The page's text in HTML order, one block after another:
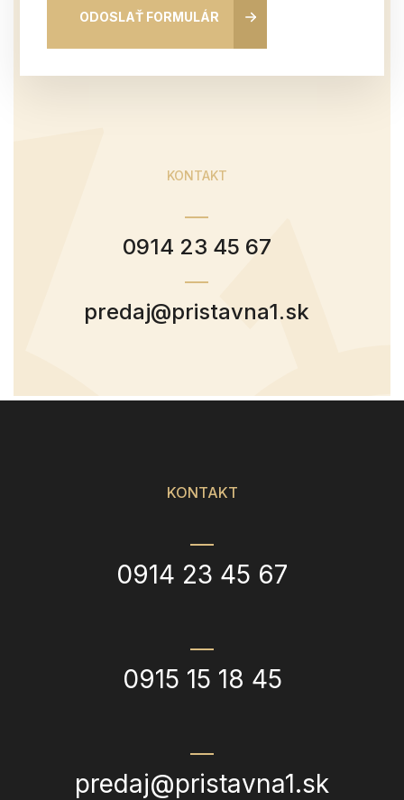
ODOSLAŤ FORMULÁR
KONTAKT
0914 23 45 67
predaj@pristavna1.sk
KONTAKT
0914 23 45 67
0915 15 18 45
predaj@pristavna1.sk